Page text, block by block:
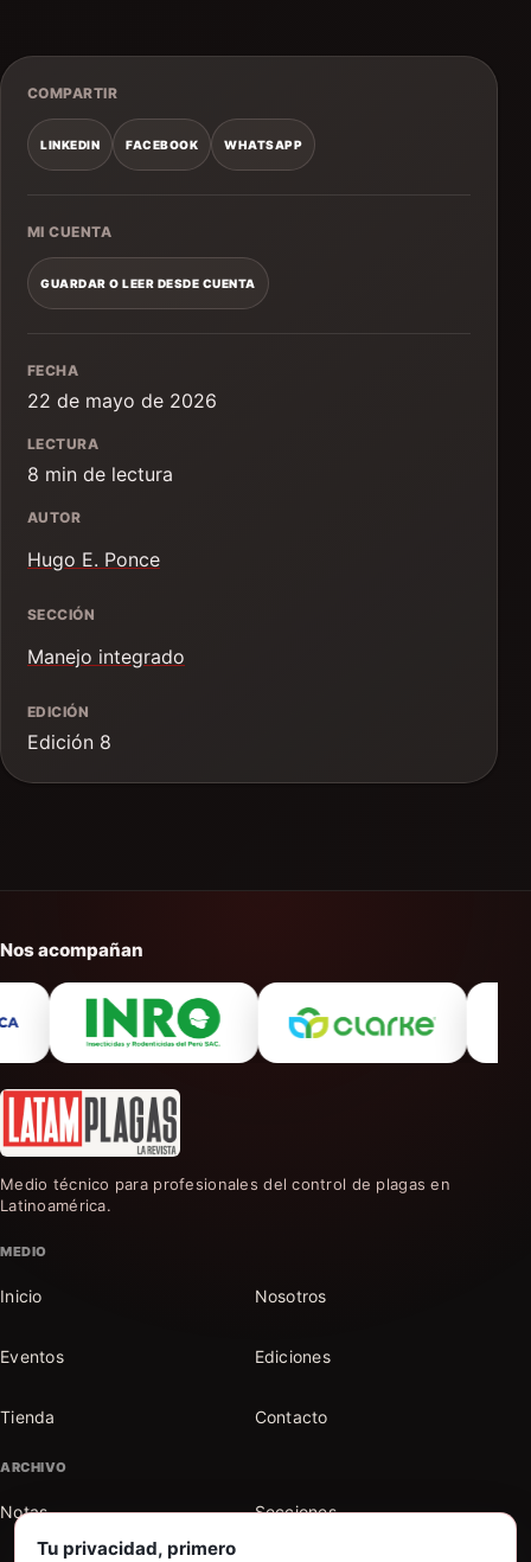
Tu privacidad, primero
COMPARTIR
LINKEDIN FACEBOOK WHATSAPP
MI CUENTA
GUARDAR O LEER DESDE CUENTA
FECHA
22 de mayo de 2026
LECTURA
8 min de lectura
AUTOR
Hugo E. Ponce
SECCIÓN
Manejo integrado
EDICIÓN
Edición 8
Nos acompañan
Medio técnico para profesionales del control de plagas en
Latinoamérica.
MEDIO
Inicio Nosotros
Eventos Ediciones
Tienda Contacto
ARCHIVO
Notas Secciones